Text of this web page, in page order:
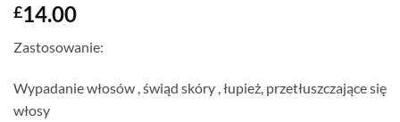
£14.00
Zastosowanie:
Wypadanie włosów , świąd skóry , łupież, przetłuszczające się
włosy